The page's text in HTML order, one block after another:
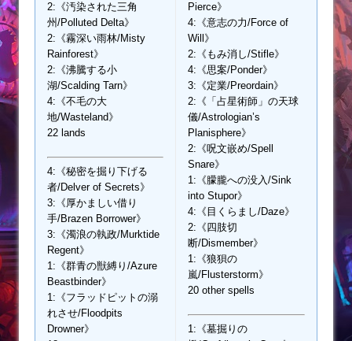
2:《汚染された三角
州/Polluted Delta》
2:《霧深い雨林/Misty
Rainforest》
2:《沸騰する小
湖/Scalding Tarn》
4:《不毛の大
地/Wasteland》
22 lands
4:《秘密を掘り下げる
者/Delver of Secrets》
3:《厚かましい借り
手/Brazen Borrower》
3:《濁浪の執政/Murktide
Regent》
1:《群青の獣縛り/Azure
Beastbinder》
1:《フラッドピットの溺
れさせ/Floodpits
Drowner》
Pierce》
4:《意志の力/Force of
Will》
2:《もみ消し/Stifle》
4:《思案/Ponder》
3:《定業/Preordain》
2:《「占星術師」の天球
儀/Astrologian’s
Planisphere》
2:《呪文嵌め/Spell
Snare》
1:《朦朧への没入/Sink
into Stupor》
4:《目くらまし/Daze》
2:《四肢切
断/Dismember》
1:《狼狽の
嵐/Flusterstorm》
20 other spells
1:《墓掘りの